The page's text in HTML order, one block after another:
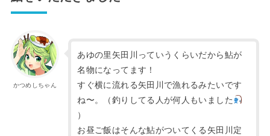
かつめしちゃん
あゆの里矢田川っていうくらいだから鮎が
名物になってます！
すぐ横に流れる矢田川で漁れるみたいです
ね〜。（釣りしてる人が何人もいました
）
お昼ご飯はそんな鮎がついてくる矢田川定